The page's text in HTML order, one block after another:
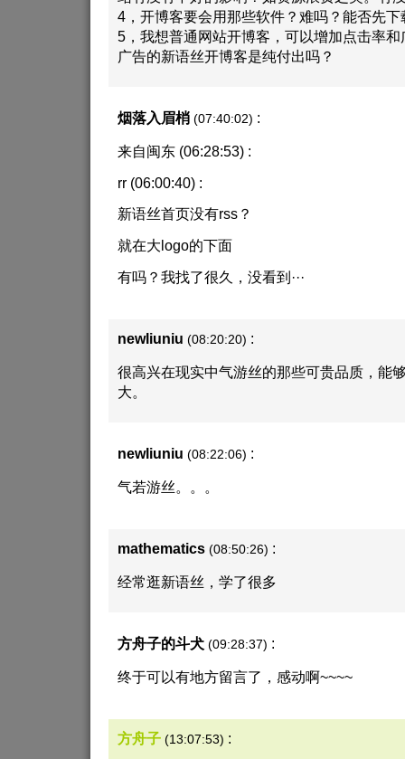
4，开博客要会用那些软件？难吗？能否先
5，我想普通网站开博客，可以增加点击率
广告的新语丝开博客是纯付出吗？
烟落入眉梢 (07:40:02) :
来自闽东 (06:28:53) :
rr (06:00:40) :
新语丝首页没有rss？
就在大logo的下面
有吗？我找了很久，没看到···
newliuniu (08:20:20) :
很高兴在现实中气游丝的那些可贵品质，能
大。
newliuniu (08:22:06) :
气若游丝。。。
mathematics (08:50:26) :
经常逛新语丝，学了很多
方舟子的斗犬 (09:28:37) :
终于可以有地方留言了，感动啊~~~~
方舟子 (13:07:53) :